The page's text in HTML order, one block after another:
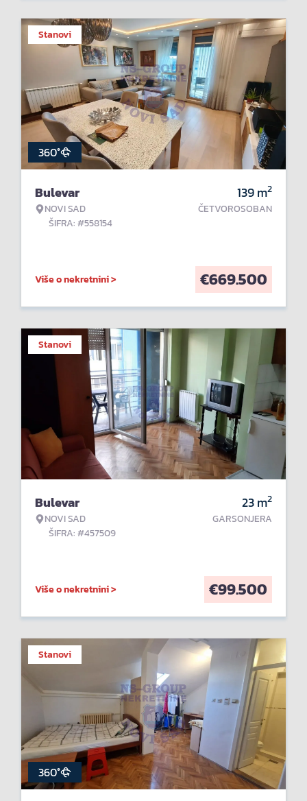
Stanovi
360°
Bulevar
NOVI SAD
ŠIFRA: #558154
139m2
ČETVOROSOBAN
Više o nekretnini > €669.500
Stanovi
Bulevar
NOVI SAD
ŠIFRA: #457509
23m2
GARSONJERA
Više o nekretnini > €99.500
Stanovi
360°